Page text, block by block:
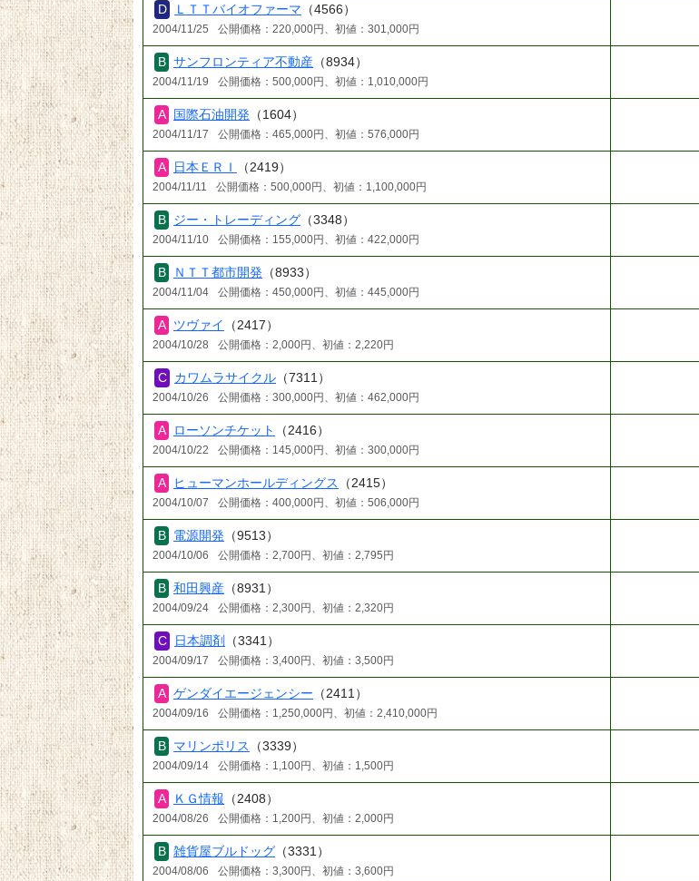
ＬＴＴバイオファーマ （4566）
2004/11/25 公開価格：220,000円、初値：301,000円
サンフロンティア不動産 （8934）
2004/11/19 公開価格：500,000円、初値：1,010,000円
国際石油開発 （1604）
2004/11/17 公開価格：465,000円、初値：576,000円
日本ＥＲＩ （2419）
2004/11/11 公開価格：500,000円、初値：1,100,000円
ジー・トレーディング （3348）
2004/11/10 公開価格：155,000円、初値：422,000円
ＮＴＴ都市開発 （8933）
2004/11/04 公開価格：450,000円、初値：445,000円
ツヴァイ （2417）
2004/10/28 公開価格：2,000円、初値：2,220円
カワムラサイクル （7311）
2004/10/26 公開価格：300,000円、初値：462,000円
ローソンチケット （2416）
2004/10/22 公開価格：145,000円、初値：300,000円
ヒューマンホールディングス （2415）
2004/10/07 公開価格：400,000円、初値：506,000円
電源開発 （9513）
2004/10/06 公開価格：2,700円、初値：2,795円
和田興産 （8931）
2004/09/24 公開価格：2,300円、初値：2,320円
日本調剤 （3341）
2004/09/17 公開価格：3,400円、初値：3,500円
ゲンダイエージェンシー （2411）
2004/09/16 公開価格：1,250,000円、初値：2,410,000円
マリンポリス （3339）
2004/09/14 公開価格：1,100円、初値：1,500円
ＫＧ情報 （2408）
2004/08/26 公開価格：1,200円、初値：2,000円
雑貨屋ブルドッグ （3331）
2004/08/06 公開価格：3,300円、初値：3,600円